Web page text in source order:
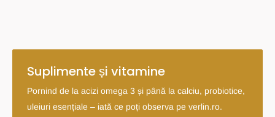
Suplimente și vitamine
Pornind de la acizi omega 3 și până la calciu, probiotice,
uleiuri esențiale – iată ce poți observa pe verlin.ro.